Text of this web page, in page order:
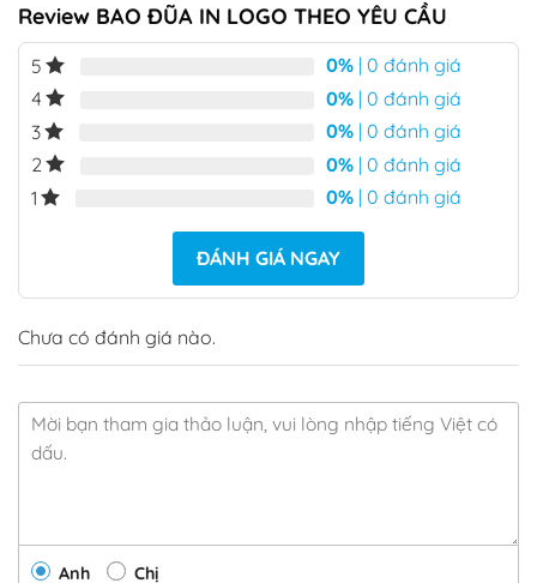
Review BAO ĐŨA IN LOGO THEO YÊU CẦU
5 0% | 0 đánh giá
4
0% | 0 đánh giá
3
0% | 0 đánh giá
2
0% | 0 đánh giá
1
0% | 0 đánh giá
ĐÁNH GIÁ NGAY
Chưa có đánh giá nào.
Anh Chị